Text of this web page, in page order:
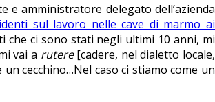
amministratore delegato dell’azienda
sul lavoro nelle cave di marmo ai
che ci sono stati negli ultimi 10 anni, mi
vai a rutere[cadere, nel dialetto locale,
cecchino…Nel caso ci stiamo come un